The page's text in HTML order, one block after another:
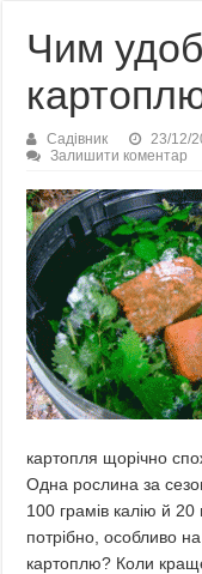
Чим
Садівник 23/12/
Залишити коментар
картопля щорічно
Одна рослина за
100 грамів калію й
потрібно, особливо
картоплю? Коли